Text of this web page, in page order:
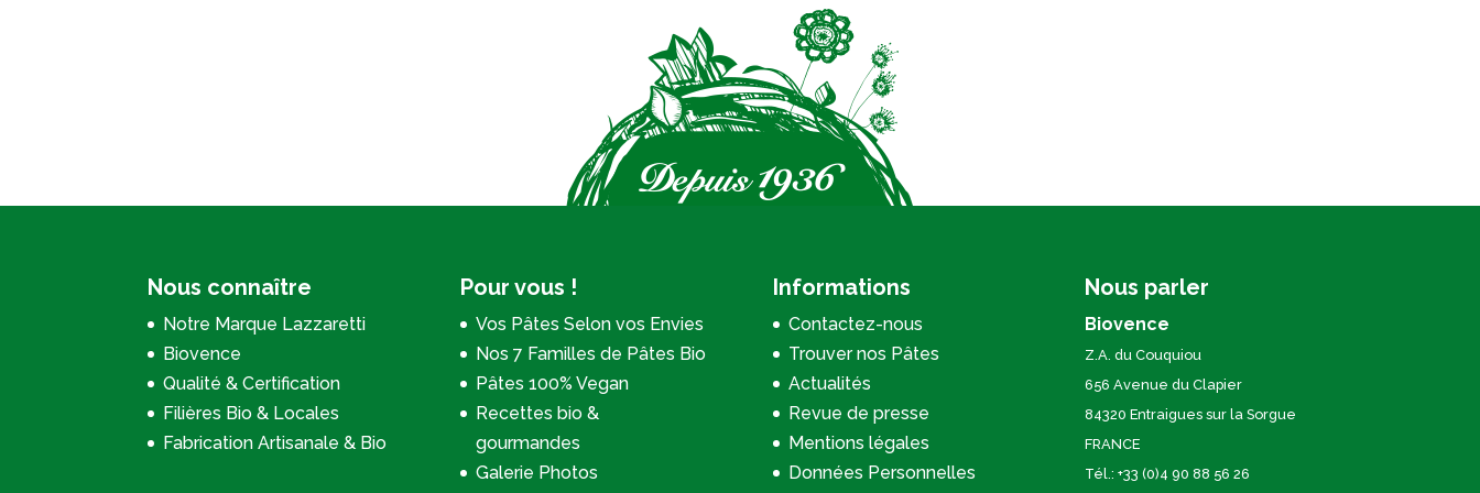
Nous connaître
Notre Marque Lazzaretti
Biovence
Qualité & Certification
Filières Bio & Locales
Fabrication Artisanale & Bio
Pour vous !
Vos Pâtes Selon vos Envies
Nos 7 Familles de Pâtes Bio
Pâtes 100% Vegan
Recettes bio &
gourmandes
Galerie Photos
Informations
Contactez-nous
Trouver nos Pâtes
Actualités
Revue de presse
Mentions légales
Données Personnelles
Nous parler
Biovence
Z.A. du Couquiou
656 Avenue du Clapier
84320 Entraigues sur la Sorgue
FRANCE
Tél.: +33 (0)4 90 88 56 26